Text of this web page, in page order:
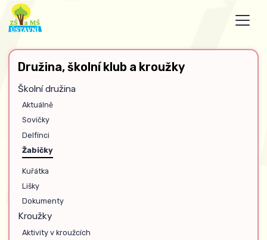
Družina, školní klub a kroužky
Školní družina
Aktuálně
Sovičky
Delfínci
Žabičky
Kuřátka
Lišky
Dokumenty
Kroužky
Aktivity v kroužcích